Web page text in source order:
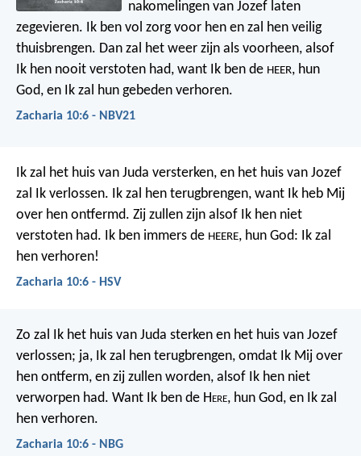
nakomelingen van Jozef laten
zegevieren. Ik ben vol zorg voor hen en zal hen veilig
thuisbrengen. Dan zal het weer zijn als voorheen, alsof
Ik hen nooit verstoten had, want Ik ben de HEER, hun
God, en Ik zal hun gebeden verhoren.
Zacharia 10:6 - NBV21
Ik zal het huis van Juda versterken, en het huis van Jozef
zal Ik verlossen. Ik zal hen terugbrengen, want Ik heb Mij
over hen ontfermd. Zij zullen zijn alsof Ik hen niet
verstoten had. Ik ben immers de HEERE, hun God: Ik zal
hen verhoren!
Zacharia 10:6 - HSV
Zo zal Ik het huis van Juda sterken en het huis van Jozef
verlossen; ja, Ik zal hen terugbrengen, omdat Ik Mij over
hen ontferm, en zij zullen worden, alsof Ik hen niet
verworpen had. Want Ik ben de Here, hun God, en Ik zal
hen verhoren.
Zacharia 10:6 - NBG